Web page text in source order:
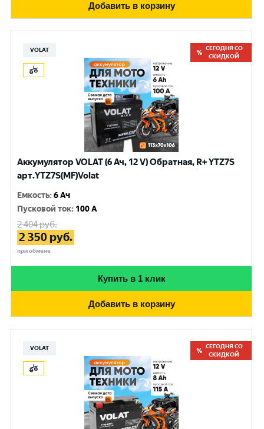
Добавить в корзину
VOLAT
СЕГОДНЯ СО
СКИДКОЙ
Аккумулятор VOLAT (6 Ач, 12 V) Обратная, R+ YTZ7S
арт.YTZ7S(MF)Volat
Емкость:6 Ач
Пусковой ток: 100 A
2 404руб.
2 350 руб.
при обмене
Купить в 1 клик
Добавить в корзину
VOLAT
СЕГОДНЯ СО
СКИДКОЙ